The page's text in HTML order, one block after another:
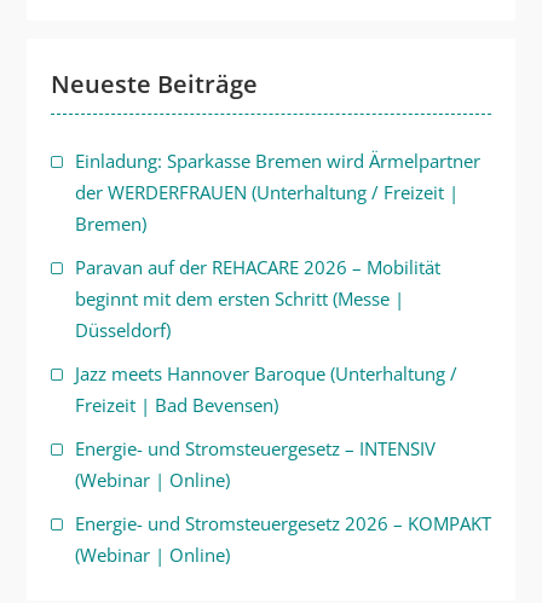
Neueste Beiträge
Einladung: Sparkasse Bremen wird Ärmelpartner
der WERDERFRAUEN (Unterhaltung / Freizeit |
Bremen)
Paravan auf der REHACARE 2026 – Mobilität
beginnt mit dem ersten Schritt (Messe |
Düsseldorf)
Jazz meets Hannover Baroque (Unterhaltung /
Freizeit | Bad Bevensen)
Energie- und Stromsteuergesetz – INTENSIV
(Webinar | Online)
Energie- und Stromsteuergesetz 2026 – KOMPAKT
(Webinar | Online)